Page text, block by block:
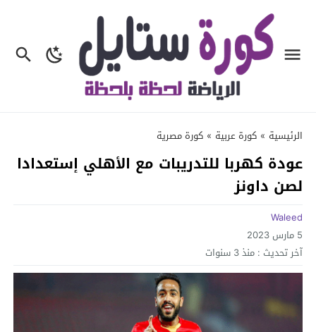
الرئيسية » كورة عربية » كورة مصرية
عودة كهربا للتدريبات مع الأهلي إستعدادا
لصن داونز
Waleed
5 مارس 2023
آخر تحديث : منذ 3 سنوات